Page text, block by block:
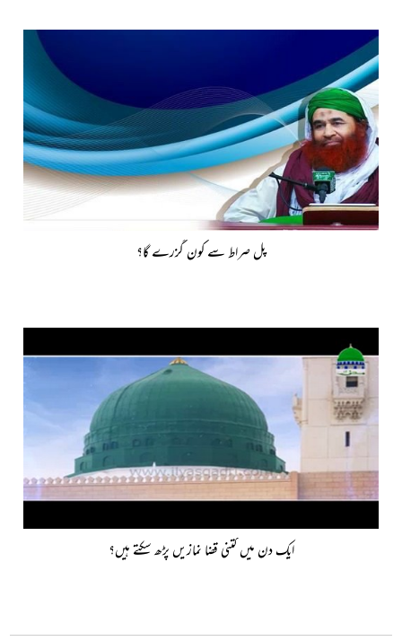
پل صراط سے کون گزرے گا؟
ایک دن میں کتنی قضا نمازیں پڑھ سکتے ہیں؟